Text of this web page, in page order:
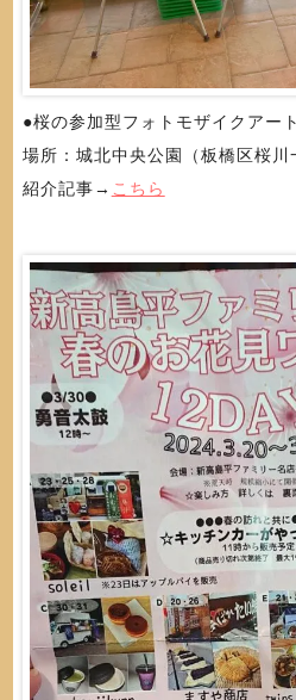
●桜の参加型フォトモザイクアート
場所：城北中央公園（板橋区桜川
紹介記事→ こちら